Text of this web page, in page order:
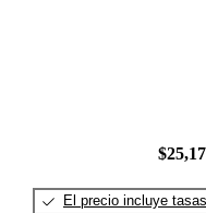
El precio incluye tasas